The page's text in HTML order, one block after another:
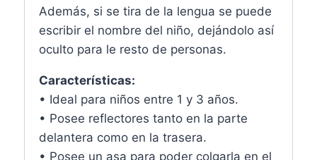
Además, si se tira de la lengua se puede
escribir el nombre del niño, dejándolo así
oculto para le resto de personas.
Características:
• Ideal para niños entre 1 y 3 años.
• Posee reflectores tanto en la parte
delantera como en la trasera.
• Posee un asa para poder colgarla en el